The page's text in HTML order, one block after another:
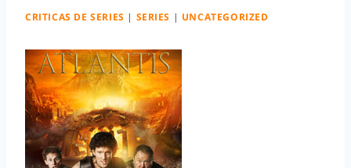
CRITICAS DE SERIES | SERIES | UNCATEGORIZED